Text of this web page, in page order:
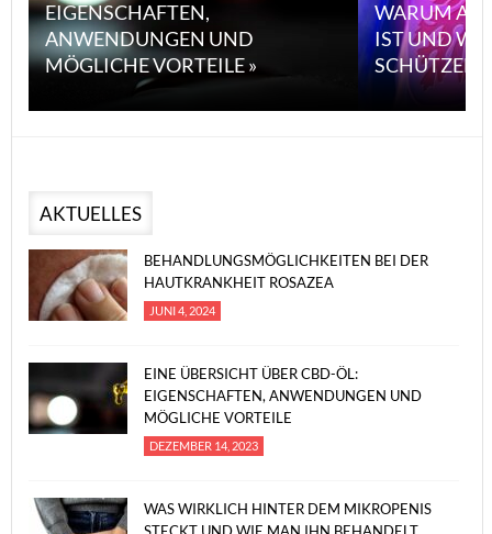
EIGENSCHAFTEN,
ANWENDUNGEN UND
MÖGLICHE VORTEILE »
WARUM
IST UND
SCHÜTZEN
AKTUELLES
BEHANDLUNGSMÖGLICHKEITEN BEI DER
HAUTKRANKHEIT ROSAZEA
JUNI 4, 2024
EINE ÜBERSICHT ÜBER CBD-ÖL:
EIGENSCHAFTEN, ANWENDUNGEN UND
MÖGLICHE VORTEILE
DEZEMBER 14, 2023
WAS WIRKLICH HINTER DEM MIKROPENIS